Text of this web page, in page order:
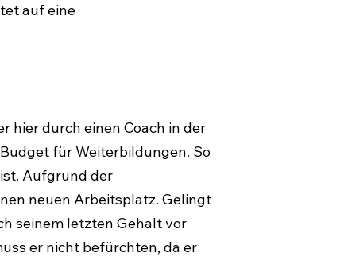
auf eine
hier durch einen Coach in der
für Weiterbildungen. So
Aufgrund der
neuen Arbeitsplatz. Gelingt
seinem letzten Gehalt vor
er nicht befürchten, da er